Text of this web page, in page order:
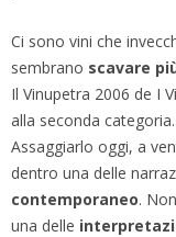
Ci sono vini che
sembrano scavare
Il Vinupetra 2006 de I
alla seconda categoria.
Assaggiarlo oggi, a
dentro una delle
contemporaneo.
una delle